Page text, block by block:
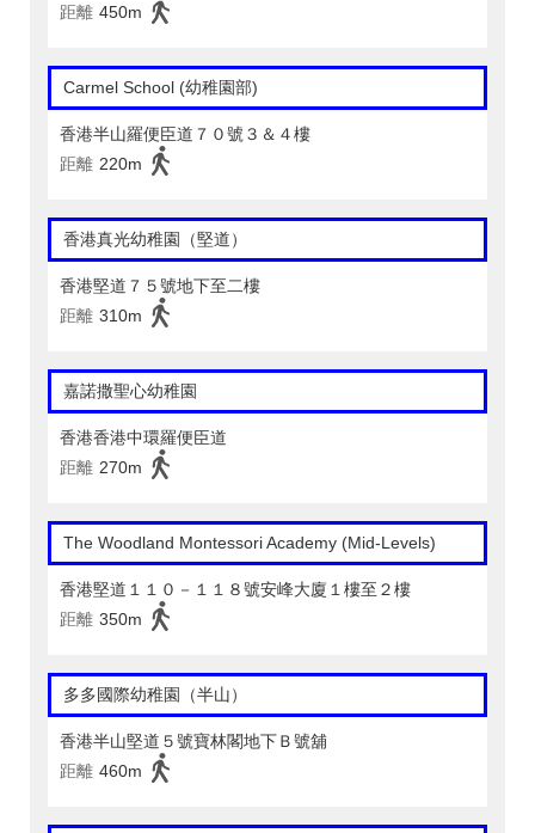
距離 450m
Carmel School (幼稚園部)
香港半山羅便臣道７０號３＆４樓
距離 220m
香港真光幼稚園（堅道）
香港堅道７５號地下至二樓
距離 310m
嘉諾撒聖心幼稚園
香港香港中環羅便臣道
距離 270m
The Woodland Montessori Academy (Mid-Levels)
香港堅道１１０－１１８號安峰大廈１樓至２樓
距離 350m
多多國際幼稚園（半山）
香港半山堅道５號寶林閣地下Ｂ號舖
距離 460m